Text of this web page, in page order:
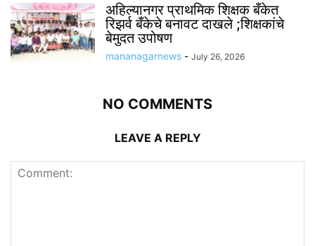
अहिल्यानगर प्राथमिक शिक्षक बँकेत
रिझर्व बँकेचे बनावट दाखले ;शिक्षकांचे
बेमुदत उपोषण
mananagarnews - July 26, 2026
NO COMMENTS
LEAVE A REPLY